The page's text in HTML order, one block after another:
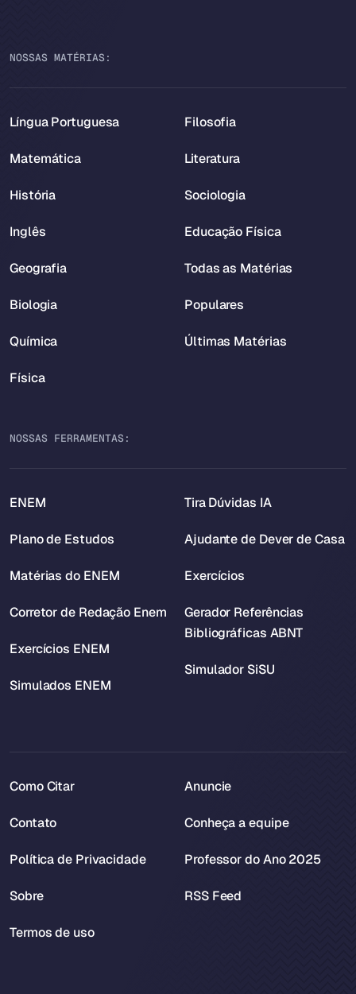
NOSSAS MATÉRIAS:
Língua Portuguesa
Matemática
História
Inglês
Geografia
Biologia
Química
Física
Filosofia
Literatura
Sociologia
Educação Física
Todas as Matérias
Populares
Últimas Matérias
NOSSAS FERRAMENTAS:
ENEM
Plano de Estudos
Matérias do ENEM
Corretor de Redação Enem
Exercícios ENEM
Simulados ENEM
Tira Dúvidas IA
Ajudante de Dever de Casa
Exercícios
Gerador Referências
Bibliográficas ABNT
Simulador SiSU
Como Citar
Contato
Política de Privacidade
Sobre
Termos de uso
Anuncie
Conheça a equipe
Professor do Ano 2025
RSS Feed